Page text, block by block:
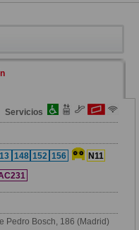
Servicios
148 152 156
N11
Pedro Bosch, 186 (Madrid)